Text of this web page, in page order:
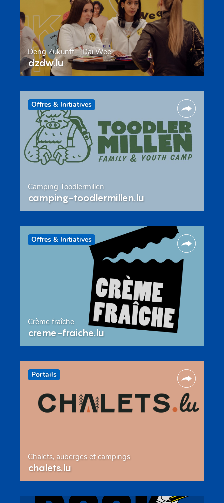
Deng Zukunft – Däi Wee
dzdw.lu
Offres & Initiatives
Camping Toodlermillen
camping-toodlermillen.lu
Offres & Initiatives
Crème fraîche
creme-fraiche.lu
Portails
Chalets, auberges et campings
chalets.lu